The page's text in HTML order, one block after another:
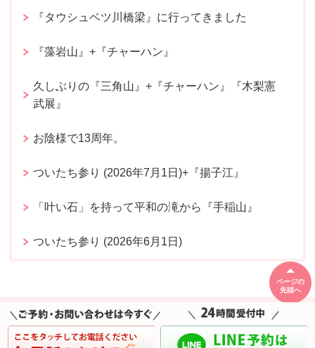
『タウシュベツ川橋梁』に行ってきました
『藻岩山』+『チャーハン』
久しぶりの『三角山』+『チャーハン』『木梨憲
武展』
お陰様で13周年。
ついたち参り (2026年7月1日)+『揚子江』
「叶い石」を持って平和の滝から『手稲山』
ついたち参り (2026年6月1日)
ページの
先頭へ